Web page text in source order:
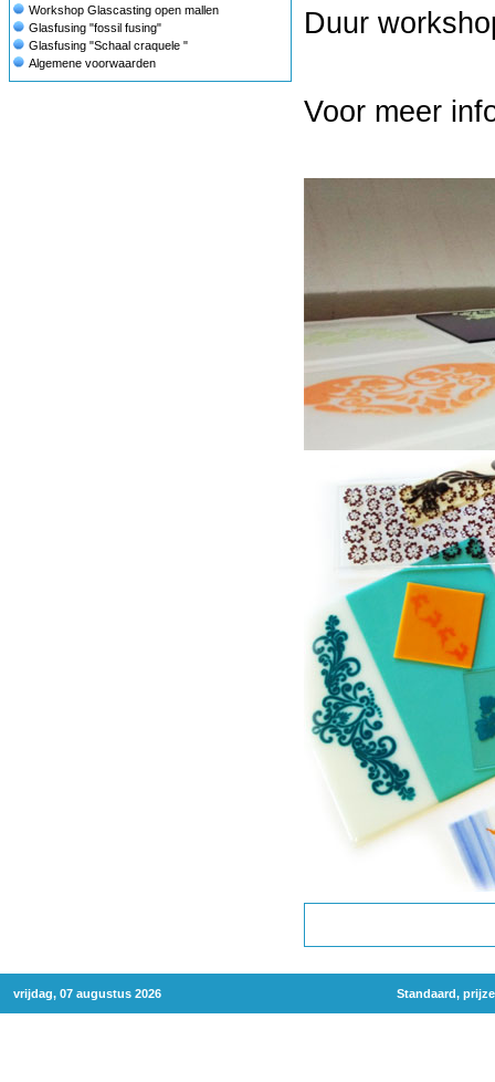
Workshop Glascasting open mallen
Glasfusing "fossil fusing"
Glasfusing "Schaal craquele "
Algemene voorwaarden
Duur
Voor meer
vrijdag, 07 augustus 2026 Standaard,